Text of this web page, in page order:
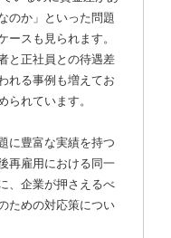
のか」といった問題
スも見られます。
と正社員との待遇差
れる事例も増えてお
れています。
に豊富な実績を持つ
再雇用における同一
、企業が押さえるべ
ための対応策につい